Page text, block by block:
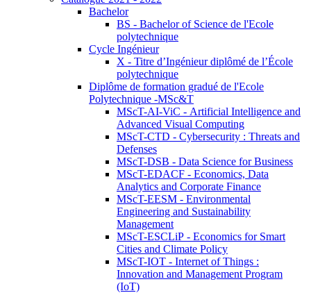
Bachelor
BS - Bachelor of Science de l'Ecole
polytechnique
Cycle Ingénieur
X - Titre d’Ingénieur diplômé de l’École
polytechnique
Diplôme de formation gradué de l'Ecole
Polytechnique -MSc&T
MScT-AI-ViC - Artificial Intelligence and
Advanced Visual Computing
MScT-CTD - Cybersecurity : Threats and
Defenses
MScT-DSB - Data Science for Business
MScT-EDACF - Economics, Data
Analytics and Corporate Finance
MScT-EESM - Environmental
Engineering and Sustainability
Management
MScT-ESCLiP - Economics for Smart
Cities and Climate Policy
MScT-IOT - Internet of Things :
Innovation and Management Program
(IoT)